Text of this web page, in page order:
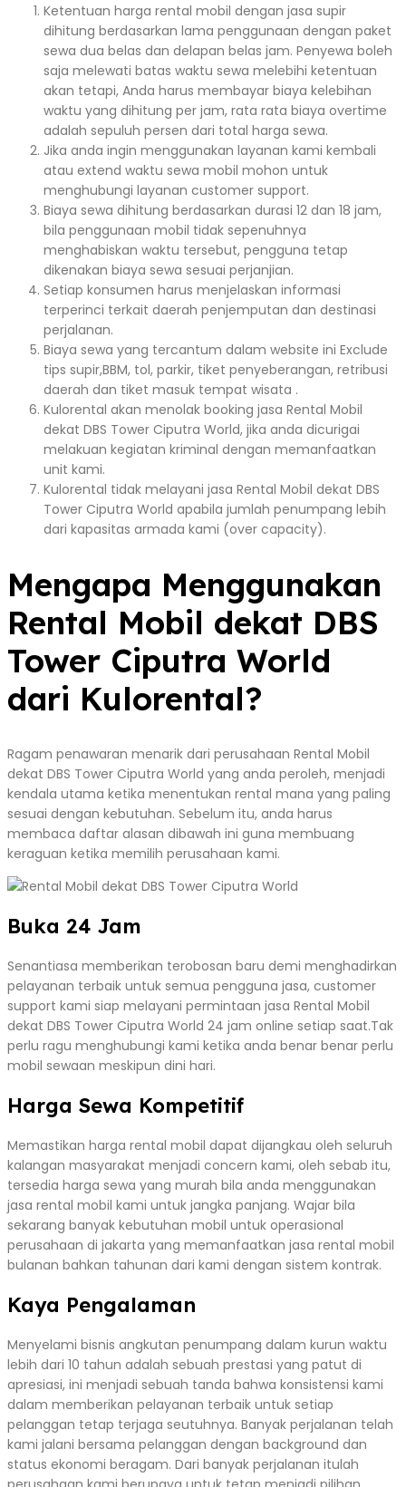
Ketentuan harga rental mobil dengan jasa supir
dihitung berdasarkan lama penggunaan dengan paket
sewa dua belas dan delapan belas jam. Penyewa boleh
saja melewati batas waktu sewa melebihi ketentuan
akan tetapi, Anda harus membayar biaya kelebihan
waktu yang dihitung per jam, rata rata biaya overtime
adalah sepuluh persen dari total harga sewa.
Jika anda ingin menggunakan layanan kami kembali
atau extend waktu sewa mobil mohon untuk
menghubungi layanan customer support.
Biaya sewa dihitung berdasarkan durasi 12 dan 18 jam,
bila penggunaan mobil tidak sepenuhnya
menghabiskan waktu tersebut, pengguna tetap
dikenakan biaya sewa sesuai perjanjian.
Setiap konsumen harus menjelaskan informasi
terperinci terkait daerah penjemputan dan destinasi
perjalanan.
Biaya sewa yang tercantum dalam website ini Exclude
tips supir,BBM, tol, parkir, tiket penyeberangan, retribusi
daerah dan tiket masuk tempat wisata .
Kulorental akan menolak booking jasa Rental Mobil
dekat DBS Tower Ciputra World, jika anda dicurigai
melakuan kegiatan kriminal dengan memanfaatkan
unit kami.
Kulorental tidak melayani jasa Rental Mobil dekat DBS
Tower Ciputra World apabila jumlah penumpang lebih
dari kapasitas armada kami (over capacity).
Mengapa Menggunakan
Rental Mobil dekat DBS
Tower Ciputra World
dari Kulorental?
Ragam penawaran menarik dari perusahaan Rental Mobil
dekat DBS Tower Ciputra World yang anda peroleh, menjadi
kendala utama ketika menentukan rental mana yang paling
sesuai dengan kebutuhan. Sebelum itu, anda harus
membaca daftar alasan dibawah ini guna membuang
keraguan ketika memilih perusahaan kami.
Buka 24 Jam
Senantiasa memberikan terobosan baru demi menghadirkan
pelayanan terbaik untuk semua pengguna jasa, customer
support kami siap melayani permintaan jasa Rental Mobil
dekat DBS Tower Ciputra World 24 jam online setiap saat.Tak
perlu ragu menghubungi kami ketika anda benar benar perlu
mobil sewaan meskipun dini hari.
Harga Sewa Kompetitif
Memastikan harga rental mobil dapat dijangkau oleh seluruh
kalangan masyarakat menjadi concern kami, oleh sebab itu,
tersedia harga sewa yang murah bila anda menggunakan
jasa rental mobil kami untuk jangka panjang. Wajar bila
sekarang banyak kebutuhan mobil untuk operasional
perusahaan di jakarta yang memanfaatkan jasa rental mobil
bulanan bahkan tahunan dari kami dengan sistem kontrak.
Kaya Pengalaman
Menyelami bisnis angkutan penumpang dalam kurun waktu
lebih dari 10 tahun adalah sebuah prestasi yang patut di
apresiasi, ini menjadi sebuah tanda bahwa konsistensi kami
dalam memberikan pelayanan terbaik untuk setiap
pelanggan tetap terjaga seutuhnya. Banyak perjalanan telah
kami jalani bersama pelanggan dengan background dan
status ekonomi beragam. Dari banyak perjalanan itulah